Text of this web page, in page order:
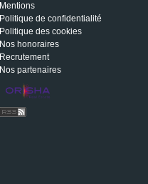
Mentions
Politique de confidentialité
Politique des cookies
Nos honoraires
Recrutement
Nos partenaires